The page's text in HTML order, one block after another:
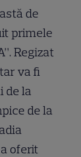
de
primele
Regizat
va fi
de la
de la
oferit